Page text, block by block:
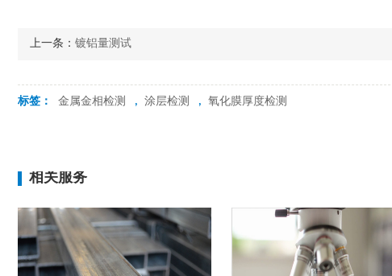
上一条： 镀铝量测试
标签： 金属金相检测 , 涂层检测 , 氧化膜厚度检测
相关服务